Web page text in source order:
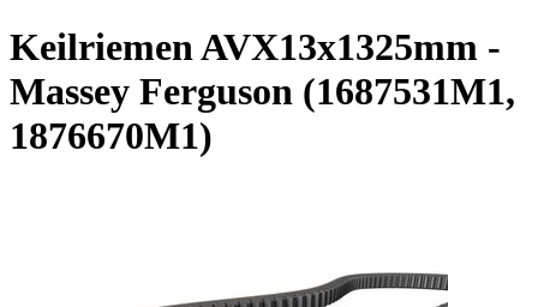
Keilriemen AVX13x1325mm -
Massey Ferguson (1687531M1,
1876670M1)